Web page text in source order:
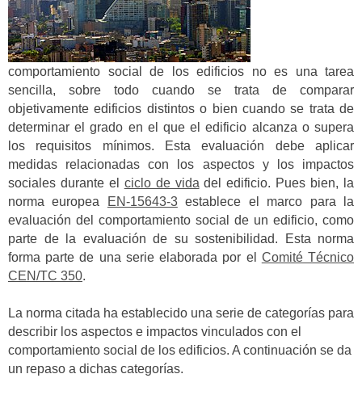
comportamiento social de los edificios no es una tarea
sencilla, sobre todo cuando se trata de comparar
objetivamente edificios distintos o bien cuando se trata de
determinar el grado en el que el edificio alcanza o supera
los requisitos mínimos. Esta evaluación debe aplicar
medidas relacionadas con los aspectos y los impactos
sociales durante el ciclo de vida del edificio. Pues bien, la
norma europea
EN-15643-3establece el marco para la
evaluación del comportamiento social de un edificio, como
parte de la evaluación de su sostenibilidad. Esta norma
forma parte de una serie elaborada por el Comité Técnico
CEN/TC 350.
La norma citada ha establecido una serie de categorías para
describir los aspectos e impactos vinculados con el
comportamiento social de los edificios. A continuación se da
un repaso a dichas categorías.